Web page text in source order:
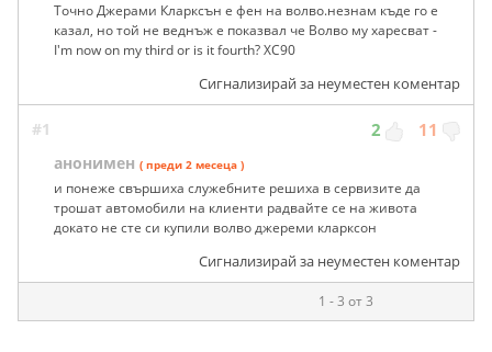
Точно Джерами Кларксън е фен на волво.незнам къде го е
казал, но той не веднъж е показвал че Волво му харесват -
I'm now on my third or is it fourth? XC90
Сигнализирай за неуместен коментар
#1 2 11
анонимен ( преди 2 месеца )
и понеже свършиха служебните решиха в сервизите да
трошат автомобили на клиенти радвайте се на живота
докато не сте си купили волво джереми кларксон
Сигнализирай за неуместен коментар
1 - 3 от 3